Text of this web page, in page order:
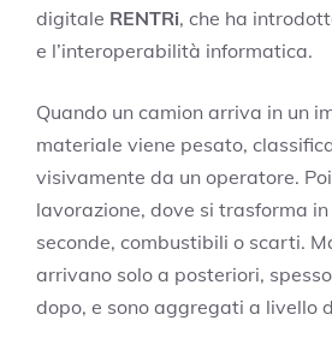
digitale RENTRi, che ha
e l’interoperabilità informatica.
Quando un camion arriva in un
materiale viene pesato,
visivamente da un operatore.
lavorazione, dove si trasforma
seconde, combustibili o scarti.
arrivano solo a posteriori,
dopo, e sono aggregati a livello